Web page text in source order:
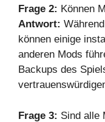
Frage 2: Können
Antwort:
können einige
anderen Mods
Backups des
Frage 3: Sind alle